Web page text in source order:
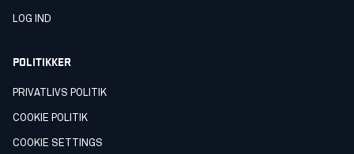
LOG IND
POLITIKKER
PRIVATLIVS POLITIK
COOKIE POLITIK
COOKIE SETTINGS